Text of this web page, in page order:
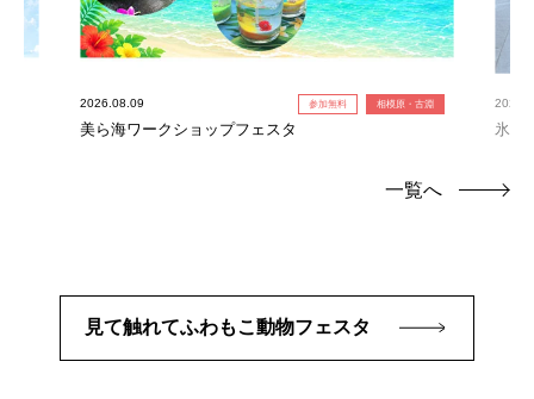
2026.08.09 参加無料 相模原・古淵
美ら海ワークショップフェスタ 氷の
一覧へ
見て触れてふわもこ動物フェスタ